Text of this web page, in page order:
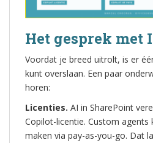
Het gesprek met
Voordat je breed uitrolt, is er
kunt overslaan. Een paar
horen:
Licenties. AI in SharePoint
Copilot-licentie. Custom agents
maken via pay-as-you-go. Dat